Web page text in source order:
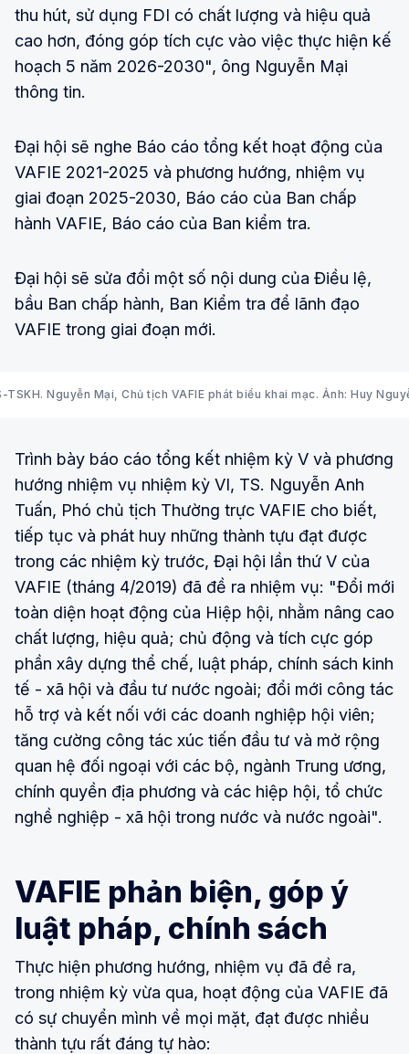
thu hút, sử dụng FDI có chất lượng và hiệu quả
cao hơn, đóng góp tích cực vào việc thực hiện kế
hoạch 5 năm 2026-2030", ông Nguyễn Mại
thông tin.
Đại hội sẽ nghe Báo cáo tổng kết hoạt động của
VAFIE 2021-2025 và phương hướng, nhiệm vụ
giai đoạn 2025-2030, Báo cáo của Ban chấp
hành VAFIE, Báo cáo của Ban kiểm tra.
Đại hội sẽ sửa đổi một số nội dung của Điều lệ,
bầu Ban chấp hành, Ban Kiểm tra để lãnh đạo
VAFIE trong giai đoạn mới.
TSKH. Nguyễn Mại, Chủ tịch VAFIE phát biểu khai mạc. Ảnh: Huy
Trình bày báo cáo tổng kết nhiệm kỳ V và phương
hướng nhiệm vụ nhiệm kỳ VI, TS. Nguyễn Anh
Tuấn, Phó chủ tịch Thường trực VAFIE cho biết,
tiếp tục và phát huy những thành tựu đạt được
trong các nhiệm kỳ trước, Đại hội lần thứ V của
VAFIE (tháng 4/2019) đã đề ra nhiệm vụ: "Đổi mới
toàn diện hoạt động của Hiệp hội, nhằm nâng cao
chất lượng, hiệu quả; chủ động và tích cực góp
phần xây dựng thể chế, luật pháp, chính sách kinh
tế - xã hội và đầu tư nước ngoài; đổi mới công tác
hỗ trợ và kết nối với các doanh nghiệp hội viên;
tăng cường công tác xúc tiến đầu tư và mở rộng
quan hệ đối ngoại với các bộ, ngành Trung ương,
chính quyền địa phương và các hiệp hội, tổ chức
nghề nghiệp - xã hội trong nước và nước ngoài".
VAFIE phản biện, góp ý
luật pháp, chính sách
Thực hiện phương hướng, nhiệm vụ đã đề ra,
trong nhiệm kỳ vừa qua, hoạt động của VAFIE đã
có sự chuyển mình về mọi mặt, đạt được nhiều
thành tựu rất đáng tự hào: